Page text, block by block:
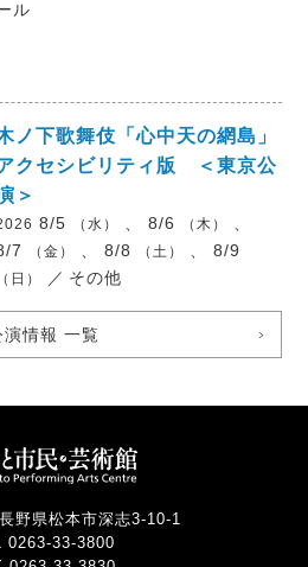
ル
ノ下歌舞伎「心中天の網島」
クセシビリティ版 ＜東京公
＞
8/5 （水） 、 8/6 （木）
、
7
（金） 、 8/8 （土） 、 8/9
（日） ／ その他
演情報 一覧
野県松本市深志3-10-1
0263-33-3800